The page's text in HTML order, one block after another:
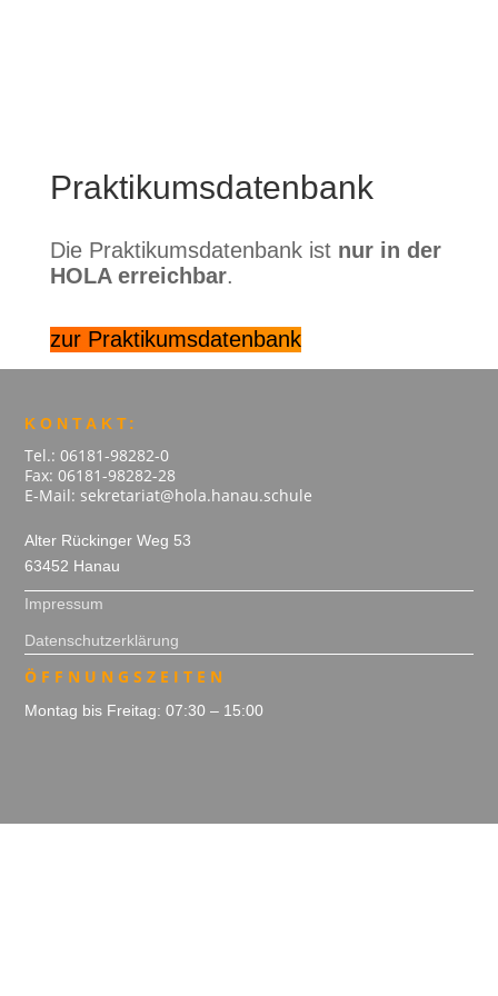
Praktikumsdatenbank
Die Praktikumsdatenbank ist nur in der
HOLA erreichbar.
zur Praktikumsdatenbank
KONTAKT:
Tel.: 06181-98282-0
Fax: 06181-98282-28
E-Mail: sekretariat@hola.hanau.schule
Alter Rückinger Weg 53
63452 Hanau
Impressum
Datenschutzerklärung
ÖFFNUNGSZEITEN
Montag bis Freitag: 07:30 – 15:00